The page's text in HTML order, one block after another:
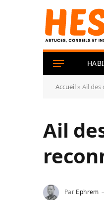
Accueil » Ail des
Ail
Par Ephrem